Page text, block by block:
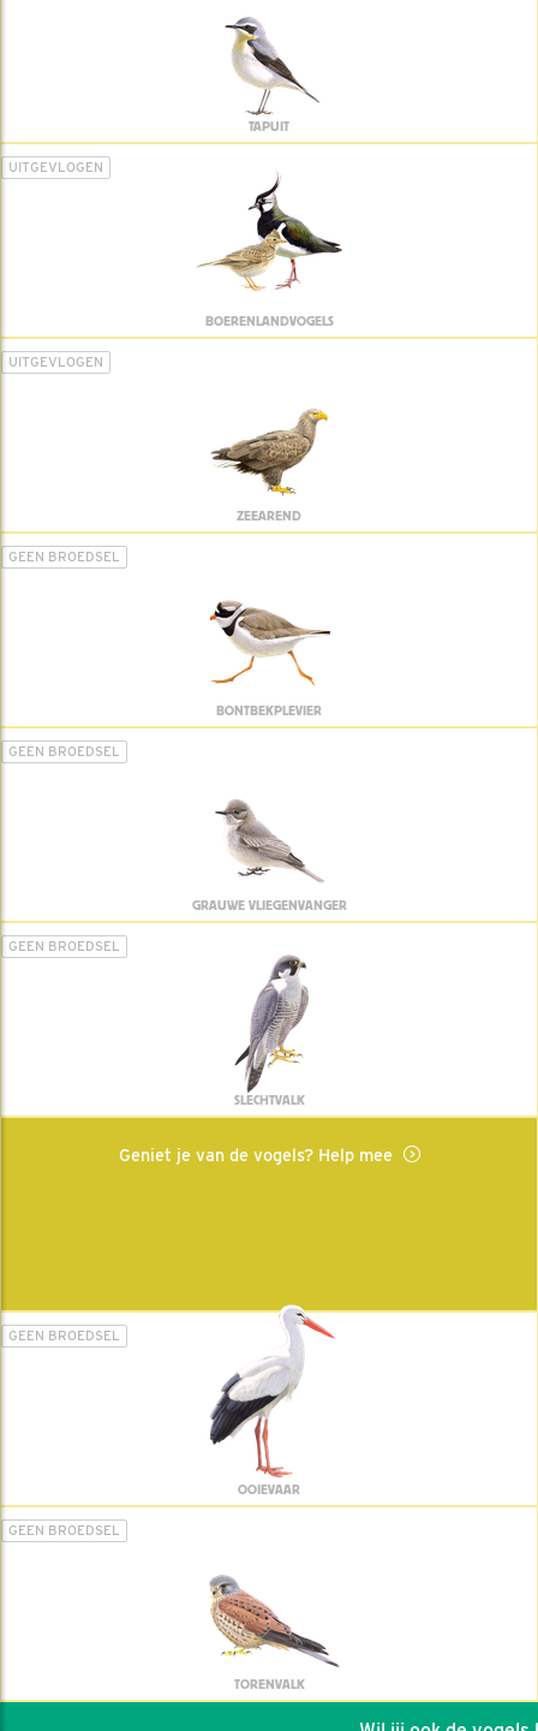
TAPUIT
UITGEVLOGEN
BOERENLANDVOGELS
UITGEVLOGEN
ZEEAREND
GEEN BROEDSEL
BONTBEKPLEVIER
GEEN BROEDSEL
GRAUWE VLIEGENVANGER
GEEN BROEDSEL
SLECHTVALK
Geniet je van de vogels? Help mee
GEEN BROEDSEL
OOIEVAAR
GEEN BROEDSEL
TORENVALK